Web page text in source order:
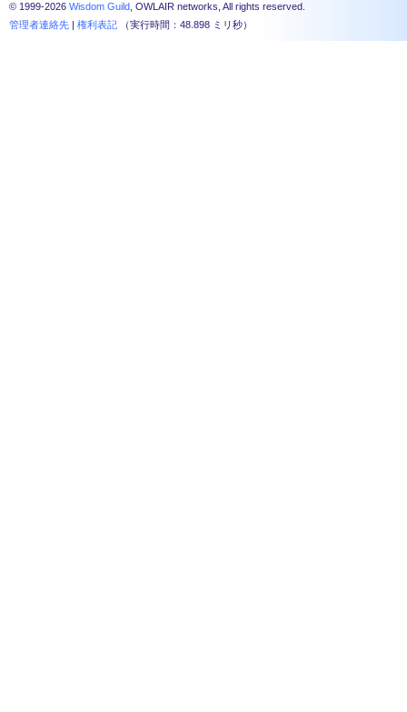
© 1999-2026 Wisdom Guild , OWLAIR networks, All rights reserved.
管理者連絡先 | 権利表記 （実行時間：48.898 ミリ秒）